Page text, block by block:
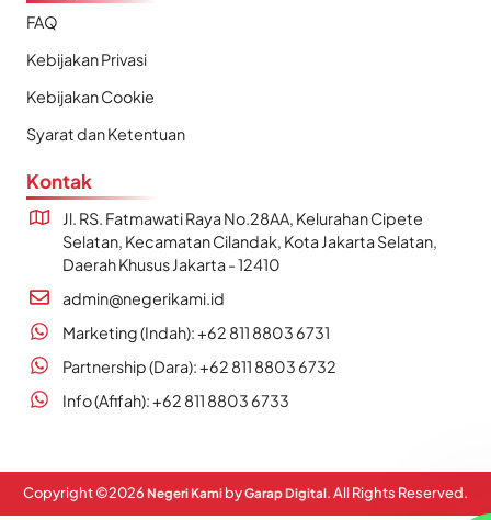
FAQ
Kebijakan Privasi
Kebijakan Cookie
Syarat dan Ketentuan
Kontak
Jl. RS. Fatmawati Raya No.28AA, Kelurahan Cipete
Selatan, Kecamatan Cilandak, Kota Jakarta Selatan,
Daerah Khusus Jakarta - 12410
admin@negerikami.id
Marketing (Indah): +62 811 8803 6731
Partnership (Dara): +62 811 8803 6732
Info (Afifah): +62 811 8803 6733
Copyright ©2026 Negeri Kami byGarap Digital. All Rights Reserved.